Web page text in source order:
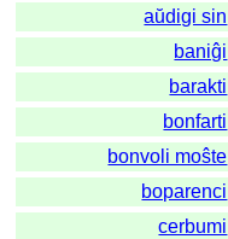
aŭdigi sin
baniĝi
barakti
bonfarti
bonvoli moŝte
boparenci
cerbumi